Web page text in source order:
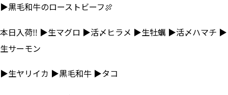
▶黒毛和牛のローストビーフ🍖
本日入荷‼ ▶生マグロ ▶活〆ヒラメ ▶生牡蠣 ▶活〆ハマチ ▶
生サーモン
▶生ヤリイカ ▶黒毛和牛 ▶タコ